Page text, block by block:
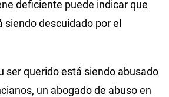
deficiente puede indicar que
siendo descuidado por el
ser querido está siendo abusado
un abogado de abuso en